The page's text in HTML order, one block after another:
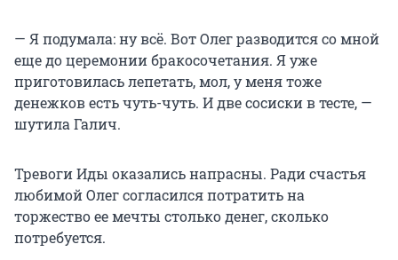
— Я подумала: ну всё. Вот Олег разводится со мной
еще до церемонии бракосочетания. Я уже
приготовилась лепетать, мол, у меня тоже
денежков есть чуть-чуть. И две сосиски в тесте, —
шутила Галич.
Тревоги Иды оказались напрасны. Ради счастья
любимой Олег согласился потратить на
торжество ее мечты столько денег, сколько
потребуется.